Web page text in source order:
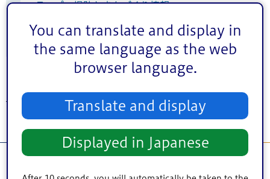
You can translate and display in
the same language as the web
browser language.
Translate and display
Displayed in Japanese
スーパー堤防とまちづくり情報
江戸川区スーパー堤防整備方針
地域のまちづくり
トップページ > 篠崎地区まちづく